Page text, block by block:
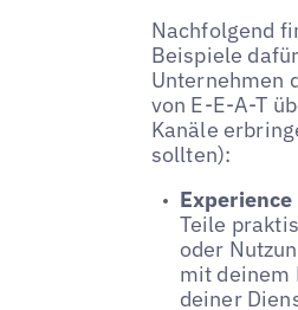
Nachfolgend
Beispiele
Unternehmen
von E-E-A-T
Kanäle
sollten):
Teile
oder
mit deinem
deiner